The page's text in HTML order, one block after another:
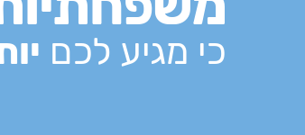
כי מגיע לכם